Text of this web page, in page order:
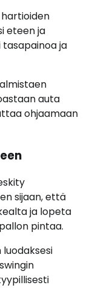
eteen ja
ja
auta
ohjaamaan
sijaan, että
ja lopeta
pintaa.